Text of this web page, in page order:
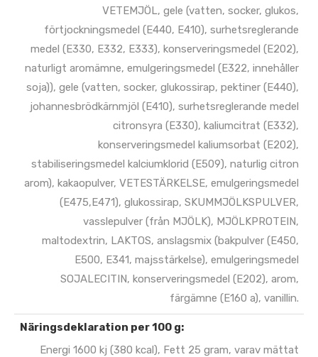
VETEMJÖL, gele (vatten, socker, glukos,
förtjockningsmedel (E440, E410), surhetsreglerande
medel (E330, E332, E333), konserveringsmedel (E202),
naturligt aromämne, emulgeringsmedel (E322, innehåller
soja)), gele (vatten, socker, glukossirap, pektiner (E440),
johannesbrödkärnmjöl (E410), surhetsreglerande medel
citronsyra (E330), kaliumcitrat (E332),
konserveringsmedel kaliumsorbat (E202),
stabiliseringsmedel kalciumklorid (E509), naturlig citron
arom), kakaopulver, VETESTÄRKELSE, emulgeringsmedel
(E475,E471), glukossirap, SKUMMJÖLKSPULVER,
vasslepulver (från MJÖLK), MJÖLKPROTEIN,
maltodextrin, LAKTOS, anslagsmix (bakpulver (E450,
E500, E341, majsstärkelse), emulgeringsmedel
SOJALECITIN, konserveringsmedel (E202), arom,
färgämne (E160 a), vanillin.
Näringsdeklaration per 100 g:
Energi 1600 kj (380 kcal), Fett 25 gram, varav mättat